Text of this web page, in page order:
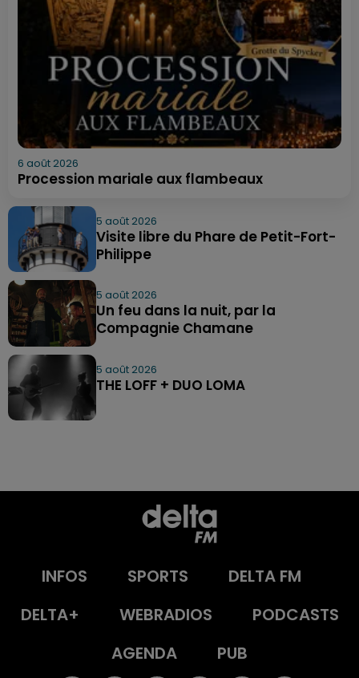
6 août 2026
Procession mariale aux flambeaux
5 août 2026
Visite libre du Phare de Petit-Fort-
Philippe
5 août 2026
Un feu dans la nuit, par la
Compagnie Chamane
5 août 2026
THE LOFF + DUO LOMA
INFOS SPORTS
DELTA FM
DELTA+
WEBRADIOS
PODCASTS
AGENDA
PUB